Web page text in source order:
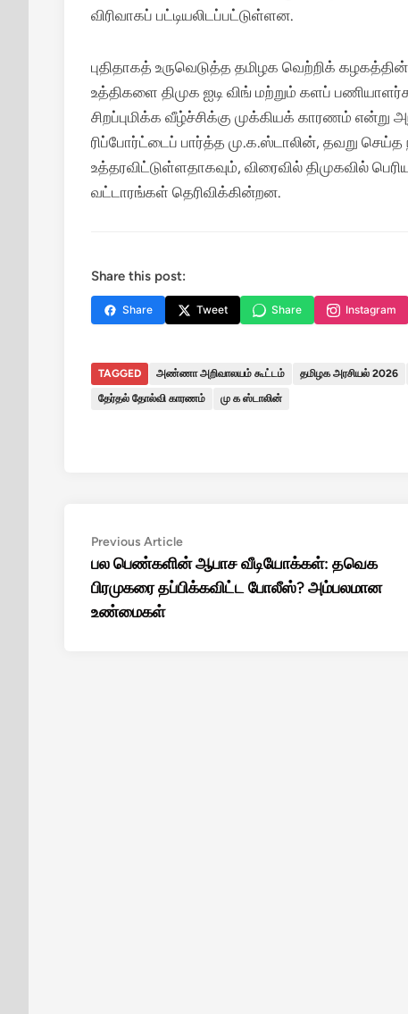
விரிவாகப் பட்டியலிடப்பட்டுள்ளன.
புதிதாகத் உருவெடுத்த தமிழக வெற்றிக்
உத்திகளை திமுக ஐடி விங் மற்றும் களப்
சிறப்புமிக்க வீழ்ச்சிக்கு முக்கியக் காரணம்
ரிப்போர்ட்டைப் பார்த்த மு.க.ஸ்டாலின், தவறு
உத்தரவிட்டுள்ளதாகவும், விரைவில் திமுகவில்
வட்டாரங்கள் தெரிவிக்கின்றன.
Share this post:
Share Tweet Share Instagram
TAGGED அண்ணா அறிவாலயம் கூட்டம் தமிழக அரசியல் 2026
தேர்தல் தோல்வி காரணம்
மு க ஸ்டாலின்
Post
navigation
Previous ArticlePrevious
article:
பல பெண்களின் ஆபாச வீடியோக்கள்: தவெக
பிரமுகரை தப்பிக்கவிட்ட போலீஸ்? அம்பலமான
உண்மைகள்